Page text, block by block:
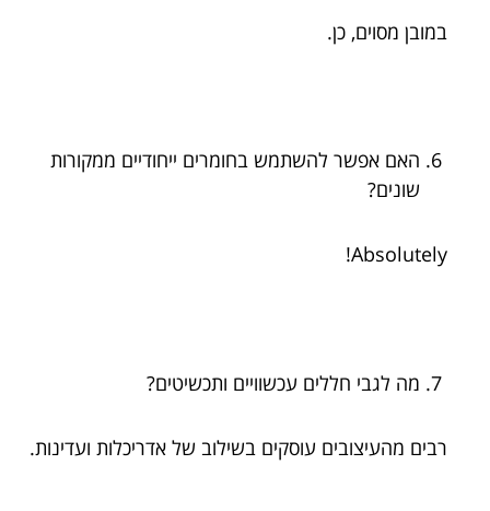
במובן מסוים, כן.
האם אפשר להשתמש בחומרים ייחודיים ממקורות
שונים?
מה לגבי חללים עכשוויים ותכשיטים?
רבים מהעיצובים עוסקים בשילוב של אדריכלות ועדינות.